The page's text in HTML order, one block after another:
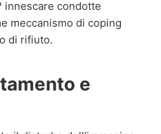
innescare condotte
meccanismo di coping
di rifiuto.
e